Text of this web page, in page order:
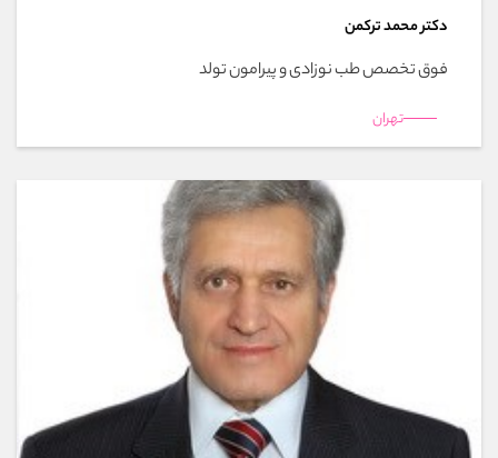
دکتر محمد تركمن
فوق تخصص طب نوزادی و پیرامون تولد
تهران